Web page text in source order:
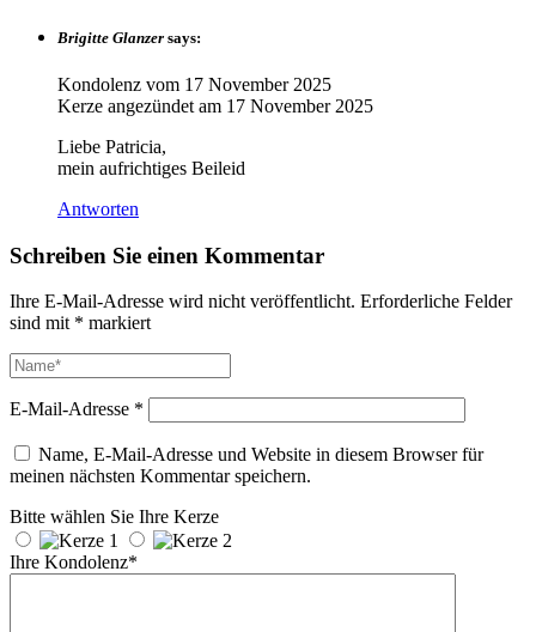
Brigitte Glanzer says:
Kondolenz vom 17 November 2025
Kerze angezündet am 17 November 2025
Liebe Patricia,
mein aufrichtiges Beileid
Antworten
Schreiben Sie einen Kommentar
Ihre E-Mail-Adresse wird nicht veröffentlicht. Erforderliche Felder
sind mit * markiert
E-Mail-Adresse *
Name, E-Mail-Adresse und Website in diesem Browser für
meinen nächsten Kommentar speichern.
Bitte wählen Sie Ihre Kerze
Ihre Kondolenz*